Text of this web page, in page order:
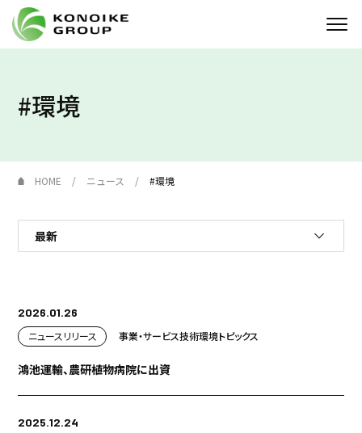
サステナビリティ
KONOIKEジャーナル
プロジェクトストーリー
サービス・ソリューション
#環境
HOME ニュース #環境
2026.01.26
ニュースリリース
事業・サービス技術環境トピックス
鴻池運輸、農研植物病院に出資
2025.12.24